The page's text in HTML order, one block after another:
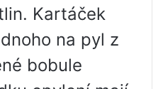
Kartáček
na pyl z
bobule